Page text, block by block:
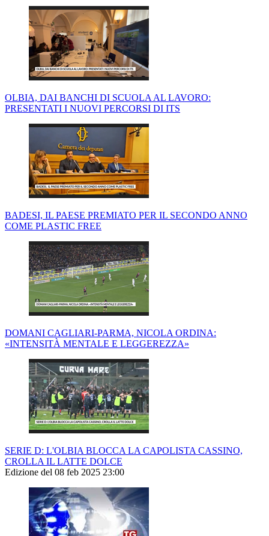
OLBIA, DAI BANCHI DI SCUOLA AL LAVORO:
PRESENTATI I NUOVI PERCORSI DI ITS
BADESI, IL PAESE PREMIATO PER IL SECONDO ANNO
COME PLASTIC FREE
DOMANI CAGLIARI-PARMA, NICOLA ORDINA:
«INTENSITÀ MENTALE E LEGGEREZZA»
SERIE D: L'OLBIA BLOCCA LA CAPOLISTA CASSINO,
CROLLA IL LATTE DOLCE
Edizione del 08 feb 2025 23:00